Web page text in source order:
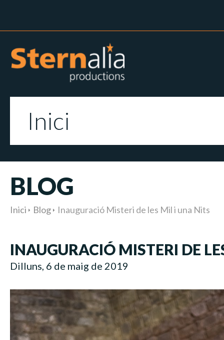
Inici
BLOG
Inici Blog Inauguració Misteri de les Mil i una Nits
INAUGURACIÓ MISTERI DE
Dilluns, 6 de maig de 2019